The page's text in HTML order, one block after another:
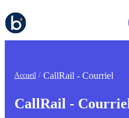
Accueil CallRail - Courriel
CallRail - Courriel